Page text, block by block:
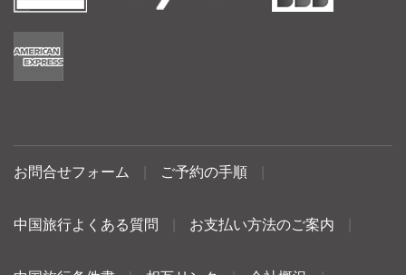
お問合せフォーム ご予約の手順
中国旅行よくある質問 お支払い方法のご案内